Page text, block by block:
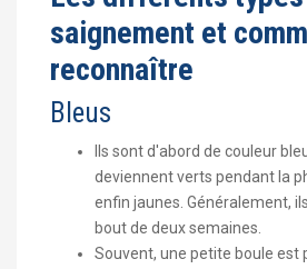
saignement et
reconnaître
Bleus
Ils sont d'abord de couleur
deviennent verts pendant la
enfin jaunes. Généralement,
bout de deux semaines.
Souvent, une petite boule est